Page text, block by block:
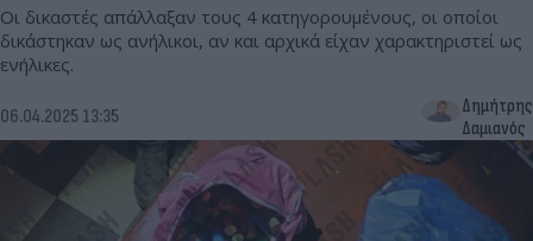
Οι δικαστές απάλλαξαν τους 4 κατηγορουμένους, οι οποίοι
δικάστηκαν ως ανήλικοι, αν και αρχικά είχαν χαρακτηριστεί ως
ενήλικες.
06.04.2025 13:35
Δημήτρης
Δαμιανός